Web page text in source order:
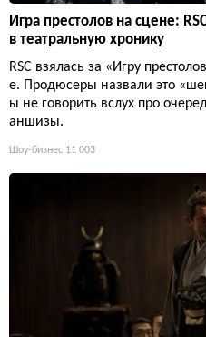
Игра престолов на сцене:
в театральную хронику
RSC взялась за «Игру
е. Продюсеры назвали это
ы не говорить вслух про
аншизы.
Шоу-бизнес 11 003